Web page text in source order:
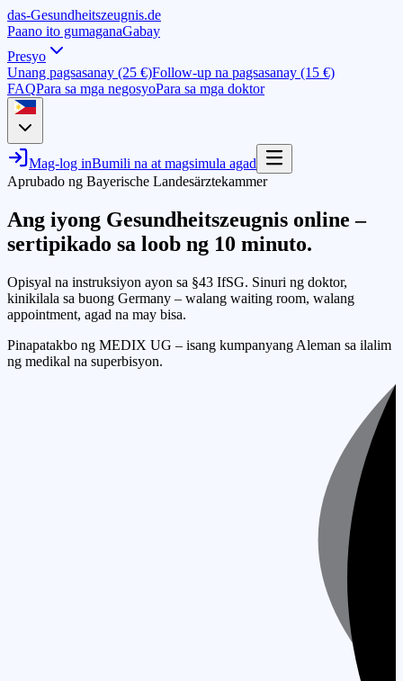
das-Gesundheitszeugnis.de
Paano ito gumaganaGabay
Presyo
Unang pagsasanay (25 €)Follow-up na pagsasanay (15 €)
FAQPara sa mga negosyoPara sa mga doktor
Mag-log inBumili na at magsimula agad
Aprubado ng Bayerische Landesärztekammer
Ang iyong Gesundheitszeugnis online –
sertipikado sa loob ng 10 minuto.
Opisyal na instruksiyon ayon sa §43 IfSG. Sinuri ng doktor,
kinikilala sa buong Germany – walang waiting room, walang
appointment, agad na may bisa.
Pinapatakbo ng MEDIX UG – isang kumpanyang Aleman sa ilalim
ng medikal na superbisyon.